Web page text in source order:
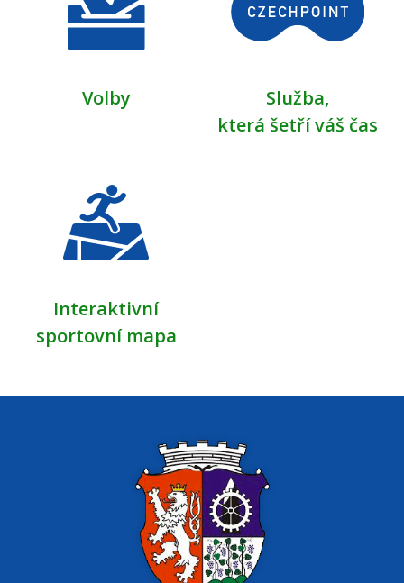
Volby
Služba,
která šetří váš čas
Interaktivní
sportovní mapa